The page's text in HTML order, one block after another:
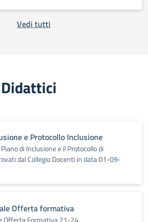
Vedi tutti
e Protocollo Inclusione
di Inclusione e il Protocollo di
dal Collegio Docenti in data 01-09-
Offerta formativa
Offerta Formativa 21-24